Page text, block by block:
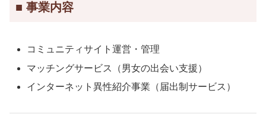
■ 事業内容
コミュニティサイト運営・管理
マッチングサービス（男女の出会い支援）
インターネット異性紹介事業（届出制サービス）